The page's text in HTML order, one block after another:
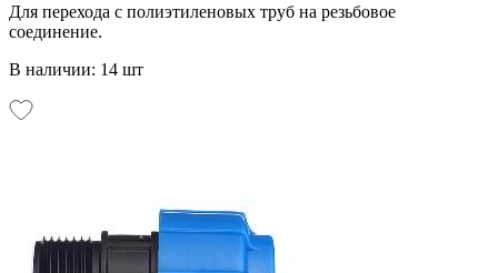
Для перехода с полиэтиленовых труб на резьбовое
соединение.
В наличии: 14 шт